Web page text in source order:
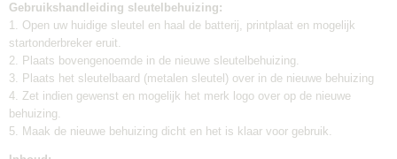
Gebruikshandleiding sleutelbehuizing:
1. Open uw huidige sleutel en haal de batterij, printplaat en mogelijk
startonderbreker eruit.
2. Plaats bovengenoemde in de nieuwe sleutelbehuizing.
3. Plaats het sleutelbaard (metalen sleutel) over in de nieuwe behuizing
4. Zet indien gewenst en mogelijk het merk logo over op de nieuwe
behuizing.
5. Maak de nieuwe behuizing dicht en het is klaar voor gebruik.